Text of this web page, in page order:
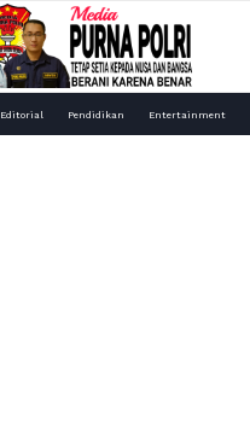
Editorial Pendidikan Entertainment